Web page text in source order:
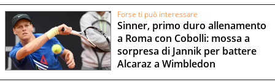
Forse ti può interessare
Sinner, primo duro allenamento
a Roma con Cobolli: mossa a
sorpresa di Jannik per battere
Alcaraz a Wimbledon